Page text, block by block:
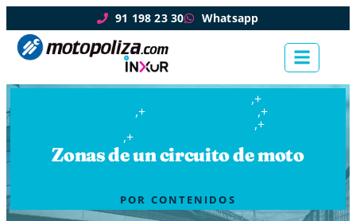
91 198 23 30 Whatsapp
,+
,+ Seguros de piloto ,+
RC para circuitos y eventos moteros ,+
,+ Seguros Profesionales Circuito
Zonas de un circuito de moto
POR CONTENIDOS